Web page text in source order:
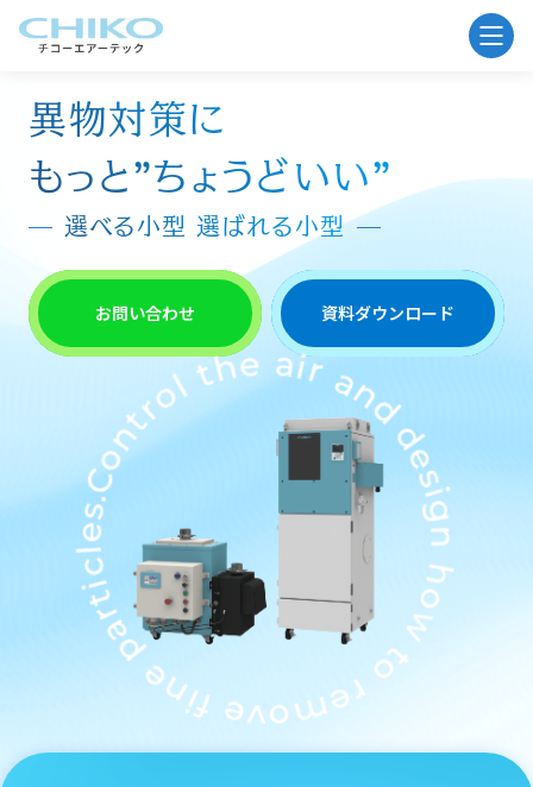
異物対策に
もっと”ちょうどいい”
選べる小型 選ばれる小型
お問い合わせ 資料ダウンロード
Control the air and design how to remove fine particles.